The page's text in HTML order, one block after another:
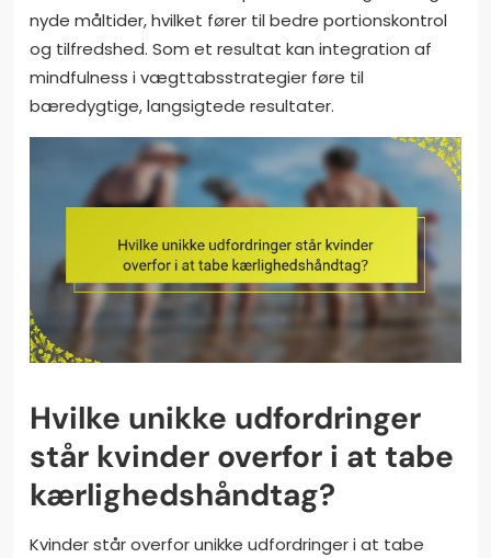
nyde måltider, hvilket fører til bedre portionskontrol
og tilfredshed. Som et resultat kan integration af
mindfulness i vægttabsstrategier føre til
bæredygtige, langsigtede resultater.
Hvilke unikke udfordringer
står kvinder overfor i at tabe
kærlighedshåndtag?
Kvinder står overfor unikke udfordringer i at tabe